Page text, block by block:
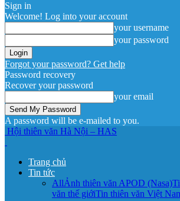
Sign in
Welcome! Log into your account
your username
your password
Forgot your password? Get help
Password recovery
Recover your password
your email
A password will be e-mailed to you.
Hội thiên văn Hà Nội – HAS
Trang chủ
Tin tức
AllẢnh thiên văn APOD (Nasa)
văn thế giớiTin thiên văn Việt